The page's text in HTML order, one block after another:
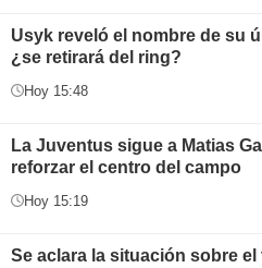
Usyk reveló el nombre de su
¿se retirará del ring?
Hoy 15:48
La Juventus sigue a Matias
reforzar el centro del campo
Hoy 15:19
Se aclara la situación sobre